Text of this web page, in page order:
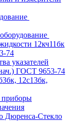
12кч11бк
74
указателей
ГОСТ 9653-74
12с13бк,
приборы
Дюренса-Стекло